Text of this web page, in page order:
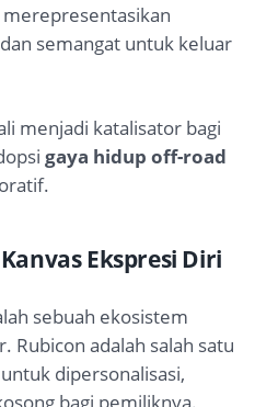
semangat untuk keluar
menjadi katalisator bagi
gaya hidup off-road
Ekspresi Diri
sebuah ekosistem
Rubicon adalah salah satu
dipersonalisasi,
bagi pemiliknya.